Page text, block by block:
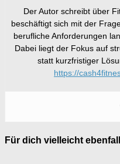
Der Autor schreibt über
beschäftigt sich mit der
berufliche Anforderungen
Dabei liegt der Fokus auf
statt kurzfristiger
https://
Für dich vielleicht